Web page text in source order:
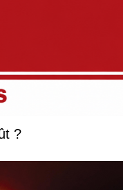
Que faire en Savoie et Haute-Savoie les 31 juillet, 1er août et 2 août ?